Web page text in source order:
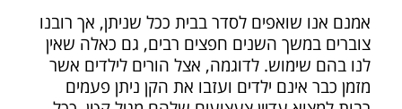
אמנם אנו שואפים לסדר בבית ככל שניתן, אך רובנו
צוברים במשך השנים חפצים רבים, גם כאלה שאין
לנו בהם שימוש. לדוגמה, אצל הורים לילדים אשר
מזמן כבר אינם ילדים ועזבו את הקן ניתן פעמים